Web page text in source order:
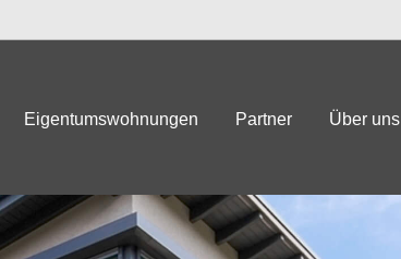
Eigentumswohnungen Partner Über uns